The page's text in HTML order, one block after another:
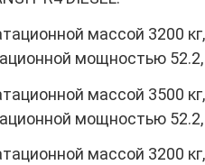
массой 3200
мощностью 52.2,
массой 3500
мощностью 52.2,
массой 3200